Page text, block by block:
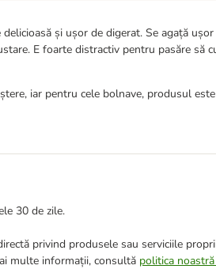
și ușor de digerat. Se agață
E foarte distractiv pentru pasăre să
iar pentru cele bolnave, produsul
30 de zile.
privind produsele sau serviciile
multe informații, consultă politica